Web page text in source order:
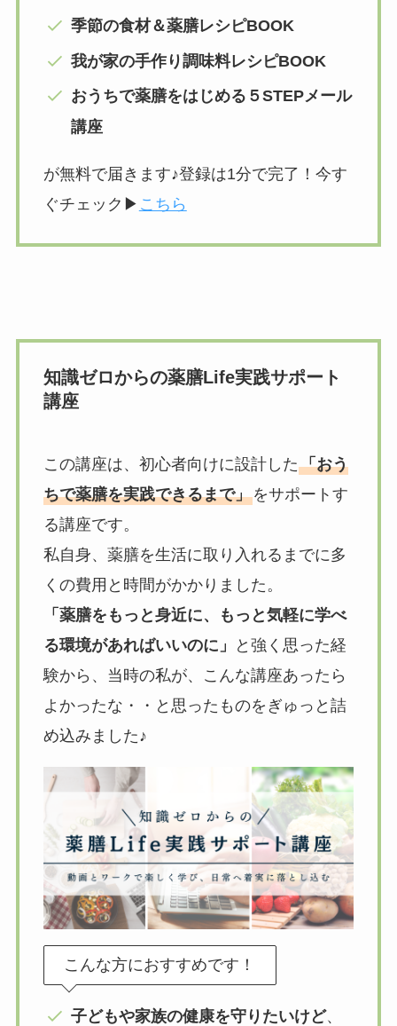
季節の食材＆薬膳レシピBOOK
我が家の手作り調味料レシピBOOK
おうちで薬膳をはじめる５STEPメール
講座
が無料で届きます♪登録は1分で完了！今す
ぐチェック▶︎ こちら
知識ゼロからの薬膳Life実践サポート
講座
この講座は、初心者向けに設計した「おう
ちで薬膳を実践できるまで」をサポートす
る講座です。
私自身、薬膳を生活に取り入れるまでに多
くの費用と時間がかかりました。
「薬膳をもっと身近に、もっと気軽に学べ
る環境があればいいのに」
と強く思った経
験から、当時の私が、こんな講座あったら
よかったな・・と思ったものをぎゅっと詰
め込みました♪
こんな方におすすめです！
子どもや家族の健康を守りたいけど、